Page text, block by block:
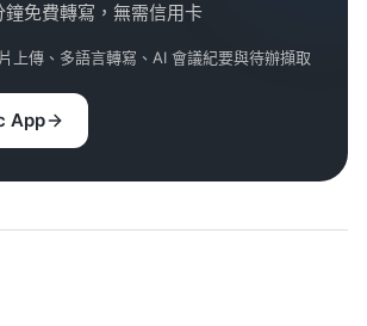
免費轉寫，無需信用卡
上傳、多語言轉寫、AI 會議紀要與待辦擷取
App